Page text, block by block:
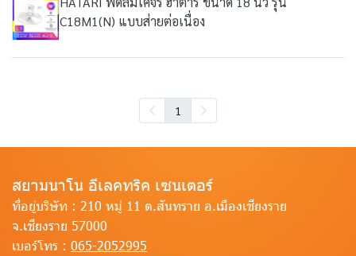
C18M1(N) แบบส่ายต่อเนื่อง
1
สยามนาโน อีเลคทริค เซนเตอร์
ที่อยู่บริษัท : 210 หมู่ 11 ต.สันทราย อ.เมืองเชียงราย
จ.เชียงราย 57000
เบอร์โทร : 065-2052995